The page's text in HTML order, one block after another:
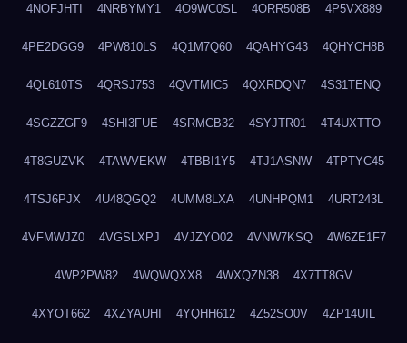
4NOFJHTI 4NRBYMY1 4O9WC0SL 4ORR508B 4P5VX889
4PE2DGG9 4PW810LS 4Q1M7Q60 4QAHYG43 4QHYCH8B
4QL610TS 4QRSJ753 4QVTMIC5 4QXRDQN7 4S31TENQ
4SGZZGF9 4SHI3FUE 4SRMCB32 4SYJTR01 4T4UXTTO
4T8GUZVK 4TAWVEKW 4TBBI1Y5 4TJ1ASNW 4TPTYC45
4TSJ6PJX 4U48QGQ2 4UMM8LXA 4UNHPQM1 4URT243L
4VFMWJZ0 4VGSLXPJ 4VJZYO02 4VNW7KSQ 4W6ZE1F7
4WP2PW82 4WQWQXX8 4WXQZN38 4X7TT8GV
4XYOT662 4XZYAUHI 4YQHH612 4Z52SO0V 4ZP14UIL